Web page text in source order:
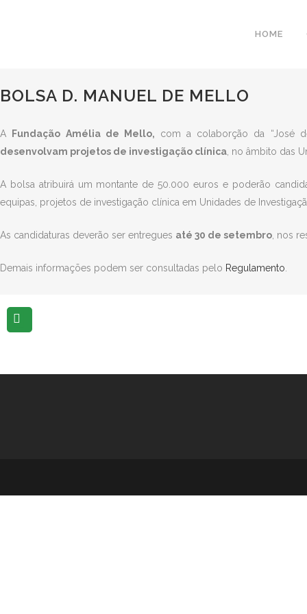
HOME
BOLSA D. MANUEL DE MELLO
A Fundação Amélia de Mello, com a colaborção da “José
desenvolvam projetos de investigação clínica , no âmbito das
A bolsa atribuirá um montante de 50.000 euros e poderão
equipas, projetos de investigação clínica em Unidades de
As candidaturas deverão ser entregues até 30 de setembro , nos
Demais informações podem ser consultadas pelo Regulamento